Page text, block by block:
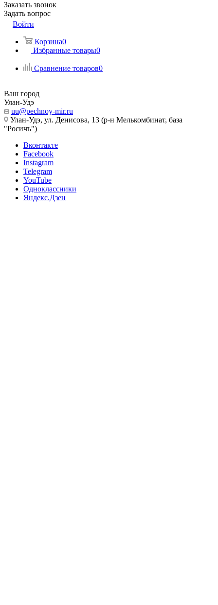
Заказать звонок
Задать вопрос
Войти
Корзина0
Избранные товары0
Сравнение товаров0
Ваш город
Улан-Удэ
uu@pechnoy-mir.ru
Улан-Удэ, ул. Денисова, 13 (р-н Мелькомбинат, база
"Росичъ")
Вконтакте
Facebook
Instagram
Telegram
YouTube
Одноклассники
Яндекс.Дзен